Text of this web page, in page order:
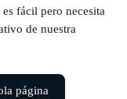
fácil pero necesita
de nuestra
página